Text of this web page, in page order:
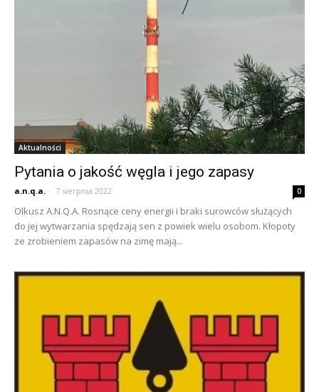
Aktualności
Pytania o jakość węgla i jego zapasy
a.n.q.a. - 7 sierpnia 2022 0
Olkusz A.N.Q.A. Rosnące ceny energii i braki surowców służących
do jej wytwarzania spędzają sen z powiek wielu osobom. Kłopoty
ze zrobieniem zapasów na zimę mają...